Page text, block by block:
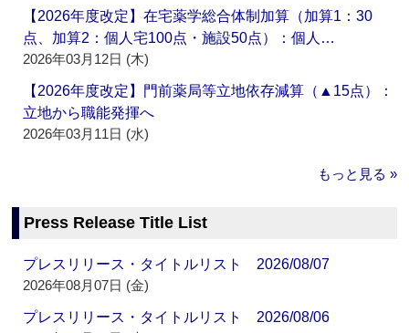
【2026年度改定】在宅薬学総合体制加算（加算1：30
点、加算2：個人宅100点・施設50点）：個人…
2026年03月12日 (木)
【2026年度改定】門前薬局等立地依存減算（▲15点）：
立地から職能発揮へ
2026年03月11日 (水)
もっと見る »
Press Release Title List
プレスリリース・タイトルリスト 2026/08/07
2026年08月07日 (金)
プレスリリース・タイトルリスト 2026/08/06